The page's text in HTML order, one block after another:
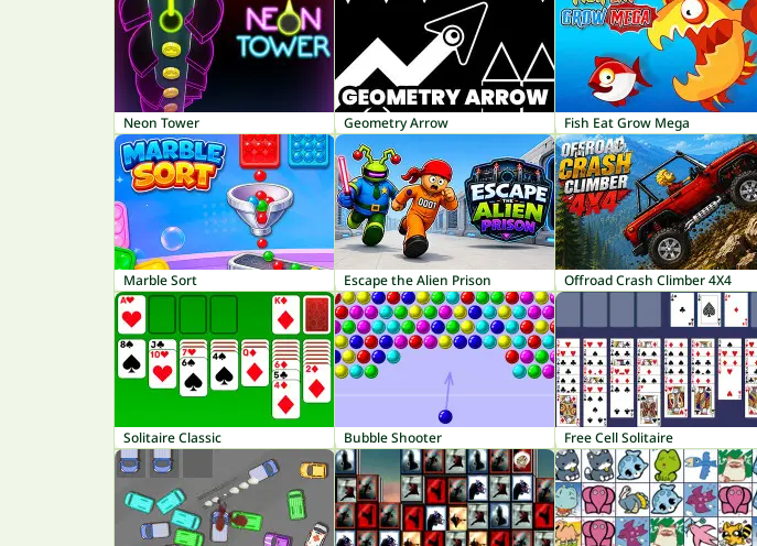
Neon Tower Geometry Arrow Fish Eat Grow Mega
Marble Sort Escape the Alien Prison Offroad Crash Climber 4X4
Solitaire Classic Bubble Shooter Free Cell Solitaire